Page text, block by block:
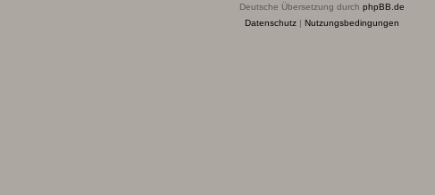
Deutsche Übersetzung durch phpBB.de
Datenschutz| Nutzungsbedingungen